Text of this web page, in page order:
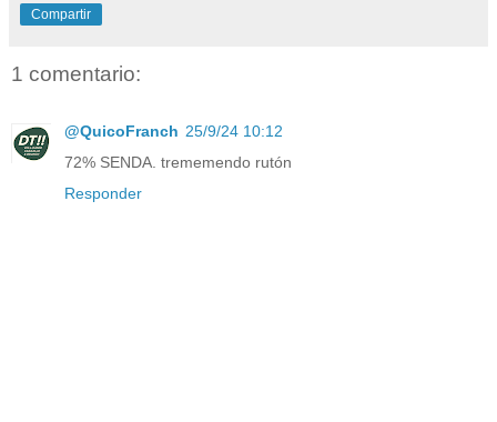
Compartir
1 comentario:
@QuicoFranch 25/9/24 10:12
72% SENDA. trememendo rutón
Responder